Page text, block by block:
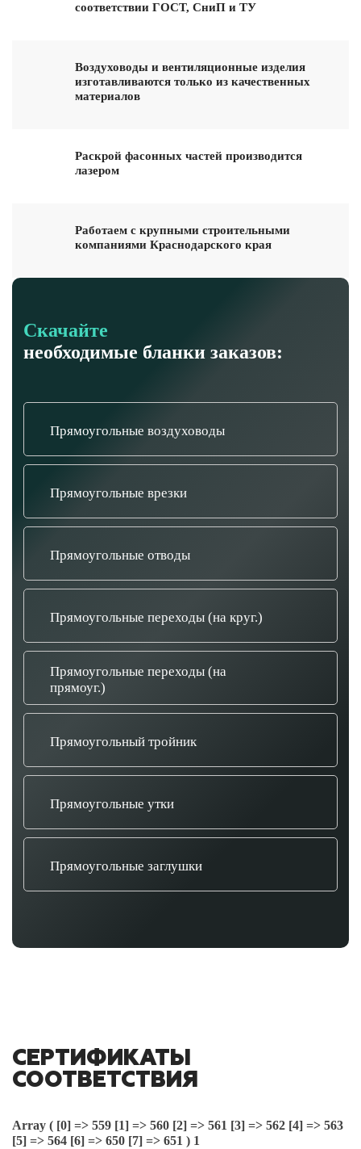
соответствии ГОСТ, СниП и ТУ
Воздуховоды и вентиляционные изделия
изготавливаются только из качественных
материалов
Раскрой фасонных частей производится
лазером
Работаем с крупными строительными
компаниями Краснодарского края
Скачайте
необходимые бланки заказов:
Прямоугольные воздуховоды
Прямоугольные врезки
Прямоугольные отводы
Прямоугольные переходы (на круг.)
Прямоугольные переходы (на
прямоуг.)
Прямоугольный тройник
Прямоугольные утки
Прямоугольные заглушки
СЕРТИФИКАТЫ
СООТВЕТСТВИЯ
Array ( [0] => 559 [1] => 560 [2] => 561 [3] => 562 [4] => 563
[5] => 564 [6] => 650 [7] => 651 ) 1